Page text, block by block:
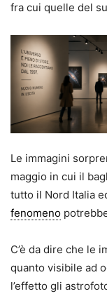
fra cui quelle del
Le immagini
maggio in cui il
tutto il Nord Italia
fenomeno
C’è da dire che le
quanto visibile ad
l’effetto gli